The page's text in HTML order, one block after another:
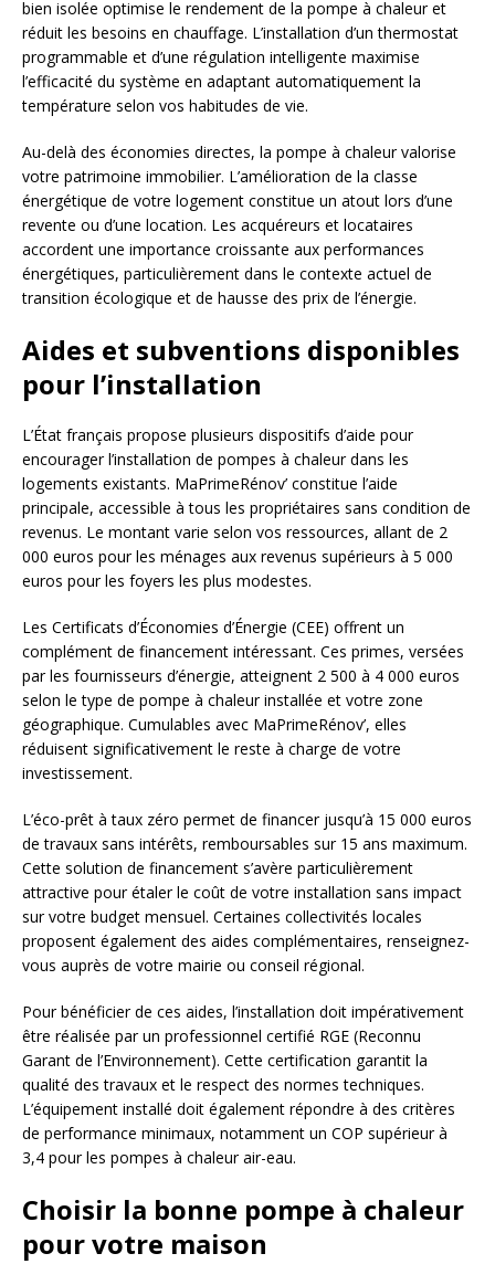
bien isolée optimise le rendement de la pompe à chaleur et
réduit les besoins en chauffage. L’installation d’un thermostat
programmable et d’une régulation intelligente maximise
l’efficacité du système en adaptant automatiquement la
température selon vos habitudes de vie.
Au-delà des économies directes, la pompe à chaleur valorise
votre patrimoine immobilier. L’amélioration de la classe
énergétique de votre logement constitue un atout lors d’une
revente ou d’une location. Les acquéreurs et locataires
accordent une importance croissante aux performances
énergétiques, particulièrement dans le contexte actuel de
transition écologique et de hausse des prix de l’énergie.
Aides et subventions disponibles
pour l’installation
L’État français propose plusieurs dispositifs d’aide pour
encourager l’installation de pompes à chaleur dans les
logements existants. MaPrimeRénov’ constitue l’aide
principale, accessible à tous les propriétaires sans condition de
revenus. Le montant varie selon vos ressources, allant de 2
000 euros pour les ménages aux revenus supérieurs à 5 000
euros pour les foyers les plus modestes.
Les Certificats d’Économies d’Énergie (CEE) offrent un
complément de financement intéressant. Ces primes, versées
par les fournisseurs d’énergie, atteignent 2 500 à 4 000 euros
selon le type de pompe à chaleur installée et votre zone
géographique. Cumulables avec MaPrimeRénov’, elles
réduisent significativement le reste à charge de votre
investissement.
L’éco-prêt à taux zéro permet de financer jusqu’à 15 000 euros
de travaux sans intérêts, remboursables sur 15 ans maximum.
Cette solution de financement s’avère particulièrement
attractive pour étaler le coût de votre installation sans impact
sur votre budget mensuel. Certaines collectivités locales
proposent également des aides complémentaires, renseignez-
vous auprès de votre mairie ou conseil régional.
Pour bénéficier de ces aides, l’installation doit impérativement
être réalisée par un professionnel certifié RGE (Reconnu
Garant de l’Environnement). Cette certification garantit la
qualité des travaux et le respect des normes techniques.
L’équipement installé doit également répondre à des critères
de performance minimaux, notamment un COP supérieur à
3,4 pour les pompes à chaleur air-eau.
Choisir la bonne pompe à chaleur
pour votre maison